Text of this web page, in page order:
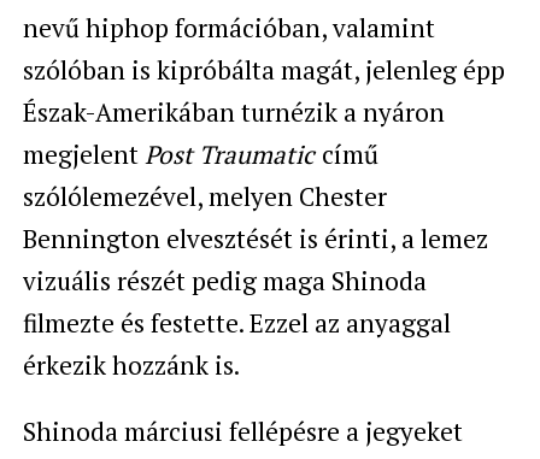
nevű hiphop formációban, valamint
szólóban is kipróbálta magát, jelenleg épp
Észak-Amerikában turnézik a nyáron
megjelentPost Traumatic című
szólólemezével, melyen Chester
Bennington elvesztését is érinti, a lemez
vizuális részét pedig maga Shinoda
filmezte és festette. Ezzel az anyaggal
érkezik hozzánk is.
Shinoda márciusi fellépésre a jegyeket